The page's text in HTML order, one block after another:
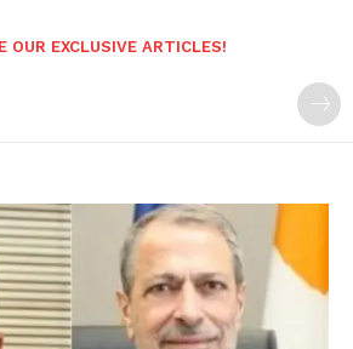
OUR EXCLUSIVE ARTICLES!